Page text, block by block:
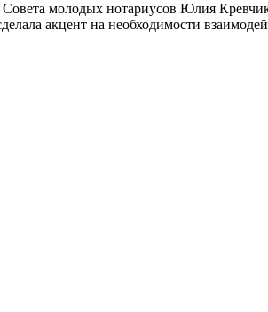
молодых нотариусов Юлия
акцент на необходимости